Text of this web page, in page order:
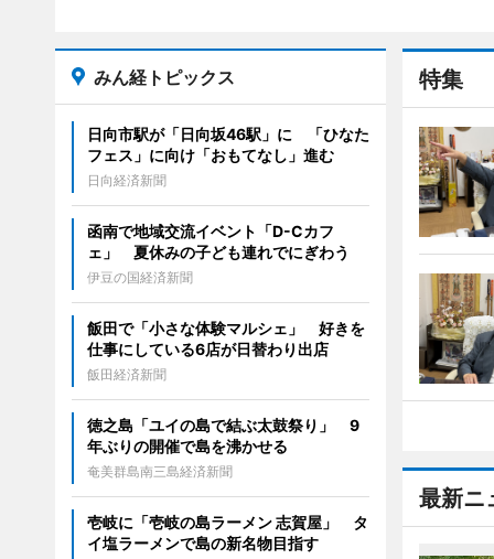
特集
最新ニ
みん経トピックス
日向市駅が「日向坂46駅」に 「ひなた
フェス」に向け「おもてなし」進む
日向経済新聞
函南で地域交流イベント「D-Cカフ
ェ」 夏休みの子ども連れでにぎわう
伊豆の国経済新聞
飯田で「小さな体験マルシェ」 好きを
仕事にしている6店が日替わり出店
飯田経済新聞
徳之島「ユイの島で結ぶ太鼓祭り」 9
年ぶりの開催で島を沸かせる
奄美群島南三島経済新聞
壱岐に「壱岐の島ラーメン 志賀屋」 タ
イ塩ラーメンで島の新名物目指す